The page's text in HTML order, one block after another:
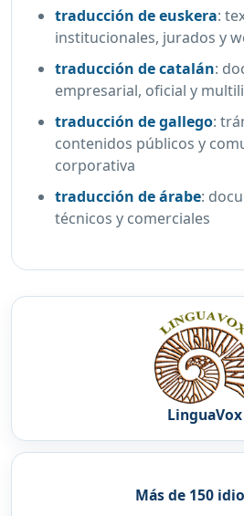
traducción de euskera:
institucionales, jurados y
traducción de catalán:
empresarial, oficial y
traducción de gallego:
contenidos públicos y
corporativa
traducción de árabe:
técnicos y comerciales
LinguaVox
Más de 150